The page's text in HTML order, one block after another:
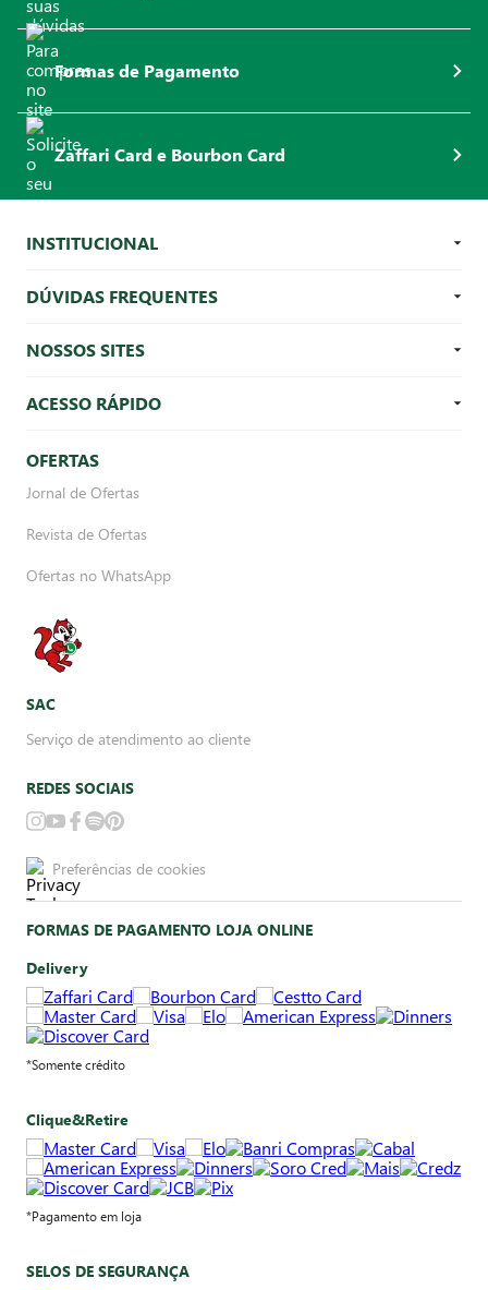
Formas de Pagamento
Zaffari Card e Bourbon Card
INSTITUCIONAL
DÚVIDAS FREQUENTES
NOSSOS SITES
ACESSO RÁPIDO
OFERTAS
Jornal de Ofertas
Revista de Ofertas
Ofertas no WhatsApp
SAC
Serviço de atendimento ao cliente
REDES SOCIAIS
Preferências de cookies
FORMAS DE PAGAMENTO LOJA ONLINE
Delivery
*Somente crédito
Clique&Retire
*Pagamento em loja
SELOS DE SEGURANÇA